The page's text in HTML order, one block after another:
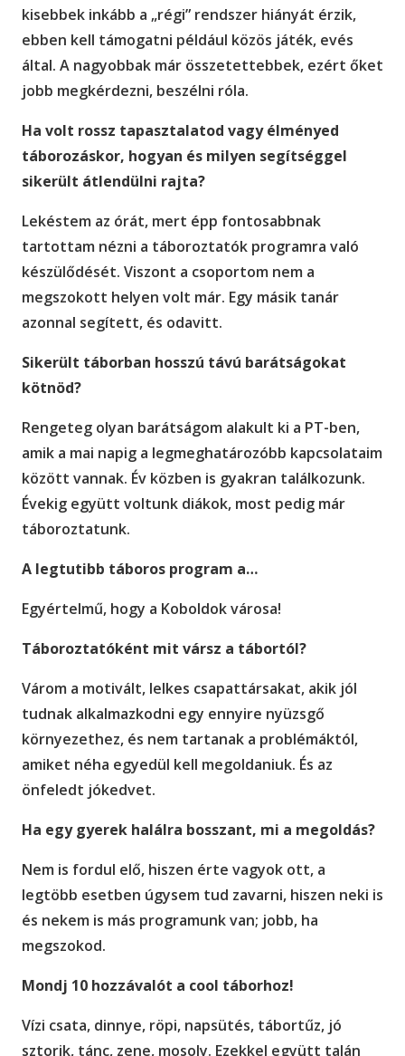
kisebbek inkább a „régi” rendszer hiányát érzik,
ebben kell támogatni például közös játék, evés
által. A nagyobbak már összetettebbek, ezért őket
jobb megkérdezni, beszélni róla.
Ha volt rossz tapasztalatod vagy élményed
táborozáskor, hogyan és milyen segítséggel
sikerült átlendülni rajta?
Lekéstem az órát, mert épp fontosabbnak
tartottam nézni a táboroztatók programra való
készülődését. Viszont a csoportom nem a
megszokott helyen volt már. Egy másik tanár
azonnal segített, és odavitt.
Sikerült táborban hosszú távú barátságokat
kötnöd?
Rengeteg olyan barátságom alakult ki a PT-ben,
amik a mai napig a legmeghatározóbb kapcsolataim
között vannak. Év közben is gyakran találkozunk.
Évekig együtt voltunk diákok, most pedig már
táboroztatunk.
A legtutibb táboros program a…
Egyértelmű, hogy a Koboldok városa!
Táboroztatóként mit vársz a tábortól?
Várom a motivált, lelkes csapattársakat, akik jól
tudnak alkalmazkodni egy ennyire nyüzsgő
környezethez, és nem tartanak a problémáktól,
amiket néha egyedül kell megoldaniuk. És az
önfeledt jókedvet.
Ha egy gyerek halálra bosszant, mi a megoldás?
Nem is fordul elő, hiszen érte vagyok ott, a
legtöbb esetben úgysem tud zavarni, hiszen neki is
és nekem is más programunk van; jobb, ha
megszokod.
Mondj 10 hozzávalót a cool táborhoz!
Vízi csata, dinnye, röpi, napsütés, tábortűz, jó
sztorik, tánc, zene, mosoly. Ezekkel együtt talán